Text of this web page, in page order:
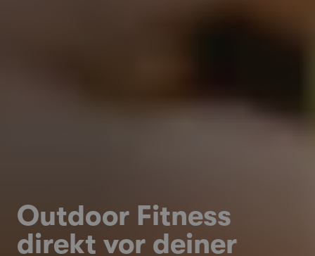
Outdoor Fitness
direkt vor deiner